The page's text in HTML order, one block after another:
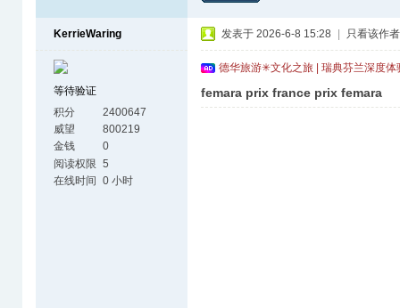
KerrieWaring
等待验证
积分
2400647
威望
800219
金钱
0
阅读权限 5
在线时间 0 小时
发表于 2026-6-8 15:28 只看该作者
德华旅游✳文化之旅 | 瑞典芬兰深度
femara prix france prix femara